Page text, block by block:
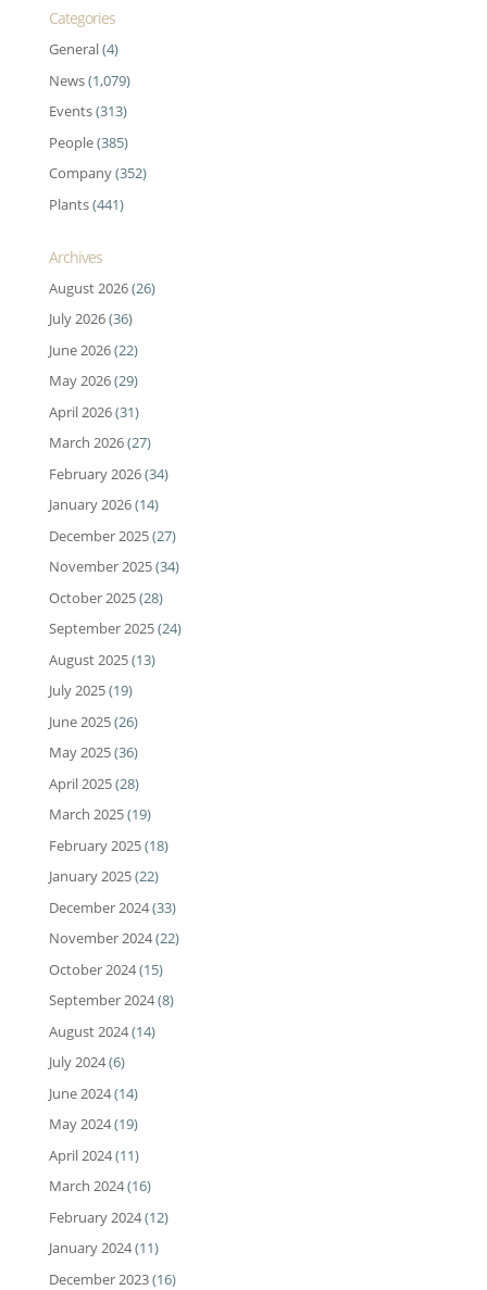
Categories
General(4)
News(1,079)
Events(313)
People(385)
Company(352)
Plants(441)
Archives
August 2026(26)
July 2026(36)
June 2026(22)
May 2026(29)
April 2026(31)
March 2026(27)
February 2026(34)
January 2026(14)
December 2025(27)
November 2025(34)
October 2025(28)
September 2025(24)
August 2025(13)
July 2025(19)
June 2025(26)
May 2025(36)
April 2025(28)
March 2025(19)
February 2025(18)
January 2025(22)
December 2024(33)
November 2024(22)
October 2024(15)
September 2024(8)
August 2024(14)
July 2024(6)
June 2024(14)
May 2024(19)
April 2024(11)
March 2024(16)
February 2024(12)
January 2024(11)
December 2023(16)